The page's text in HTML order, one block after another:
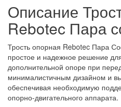
Описание
Rebotec Пара
Трость опорная Rebotec Пара
простое и надежное решение
дополнительной опоре при
минималистичным дизайном и
обеспечивая необходимую
опорно-двигательного аппарата.